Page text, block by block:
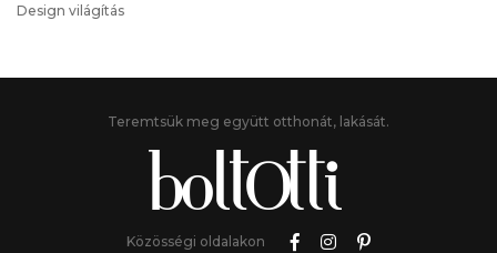
Design világítás
Teremtsük meg együtt otthonát, lakását.
Közösségi oldalakon